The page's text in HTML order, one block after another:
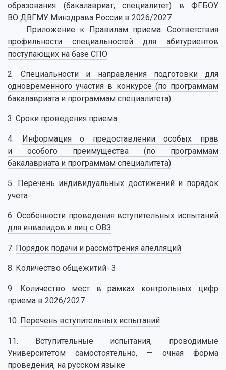
образования (бакалавриат, специалитет) в ФГБОУ
ВО ДВГМУ Минздрава России в 2026/2027
Приложение к Правилам приема. Соответствия
профильности специальностей для абитуриентов
поступающих на базе СПО
2.Специальности и направления подготовки для
одновременного участия в конкурсе (по программам
бакалавриата и программам специалитета)
3. Сроки проведения приема
4. Информация о предоставлении особых прав
и особого преимущества (по программам
бакалавриата и программам специалитета)
5. Перечень индивидуальных достижений и порядок
учета
6. Особенности проведения вступительных испытаний
для инвалидов и лиц с ОВЗ
7. Порядок подачи и рассмотрения апелляций
8. Количество общежитий- 3
9. Количество мест в рамках контрольных цифр
приема в 2026/2027
10. Перечень вступительных испытаний
11. Вступительные испытания, проводимые
Университетом самостоятельно, — очная форма
проведения, на русском языке